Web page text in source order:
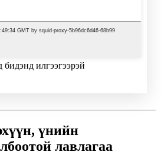
илгээгээрэй
үнийн
лавлагаа